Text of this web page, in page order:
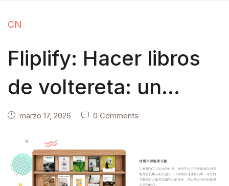
CN
Fliplify: Hacer libros
de voltereta: un
referente innovador
en la publicación
digital
marzo 17, 2026 0 Comments